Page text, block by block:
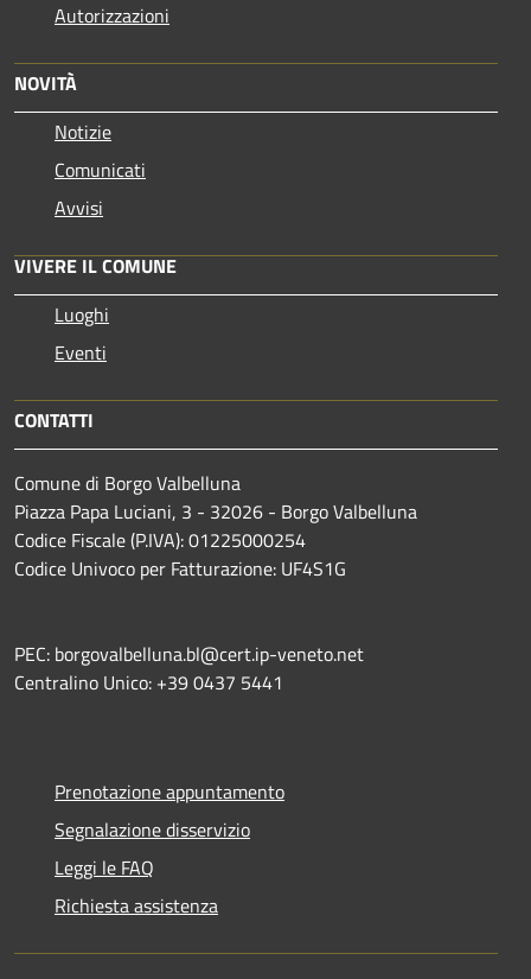
Autorizzazioni
NOVITÀ
Notizie
Comunicati
Avvisi
VIVERE IL COMUNE
Luoghi
Eventi
CONTATTI
Comune di Borgo Valbelluna
Piazza Papa Luciani, 3 - 32026 - Borgo Valbelluna
Codice Fiscale (P.IVA): 01225000254
Codice Univoco per Fatturazione: UF4S1G
PEC: borgovalbelluna.bl@cert.ip-veneto.net
Centralino Unico: +39 0437 5441
Prenotazione appuntamento
Segnalazione disservizio
Leggi le FAQ
Richiesta assistenza